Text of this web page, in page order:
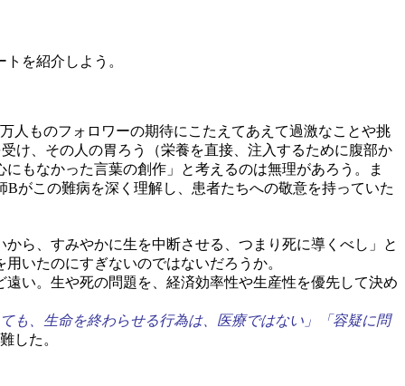
を紹介しよう。
人ものフォロワーの期待にこたえてあえて過激なことや挑
け、その人の胃ろう（栄養を直接、注入するために腹部か
もなかった言葉の創作」と考えるのは無理があろう。ま
Bがこの難病を深く理解し、患者たちへの敬意を持っていた
ら、すみやかに生を中断させる、つまり死に導くべし」と
いたのにすぎないのではないだろうか。
い。生や死の問題を、経済効率性や生産性を優先して決め
も、生命を終わらせる行為は、医療ではない」「容疑に問
した。